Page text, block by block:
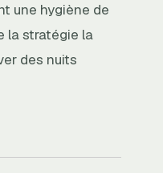
une hygiène de
la stratégie la
des nuits